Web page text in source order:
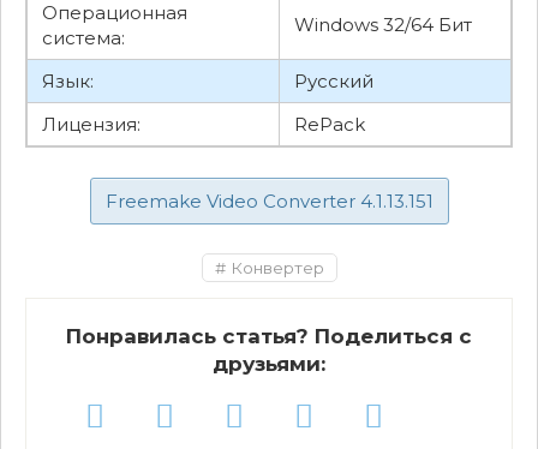
Операционная
система:
Windows 32/64 Бит
Язык:
Русский
Лицензия:
RePack
Freemake Video Converter 4.1.13.151
Конвертер
Понравилась статья? Поделиться с
друзьями: